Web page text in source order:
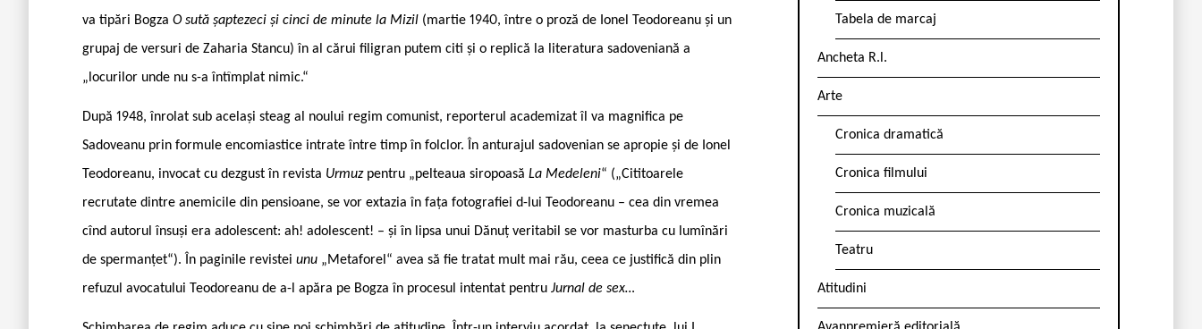
va tipări Bogza O sută șaptezeci și cinci de minute la Mizil (martie 1940, între o proză de Ionel Teodoreanu și un
grupaj de versuri de Zaharia Stancu) în al cărui filigran putem citi și o replică la literatura sadoveniană a
„locurilor unde nu s-a întîmplat nimic.“
După 1948, înrolat sub același steag al noului regim comunist, reporterul academizat îl va magnifica pe
Sadoveanu prin formule encomiastice intrate între timp în folclor. În anturajul sadovenian se apropie și de Ionel
Teodoreanu, invocat cu dezgust în revista Urmuz pentru „pelteaua siropoasă La Medeleni“ („Cititoarele
recrutate dintre anemicile din pensioane, se vor extazia în fața fotografiei d-lui Teodoreanu – cea din vremea
cînd autorul însuși era adolescent: ah! adolescent! – și în lipsa unui Dănuț veritabil se vor masturba cu lumînări
de spermanțet“). În paginile revistei unu „Metaforel“ avea să fie tratat mult mai rău, ceea ce justifică din plin
refuzul avocatului Teodoreanu de a-l apăra pe Bogza în procesul intentat pentru Jurnal de sex…
Tabela de marcaj
Ancheta R.l.
Arte
Cronica dramatică
Cronica filmului
Cronica muzicală
Teatru
Atitudini